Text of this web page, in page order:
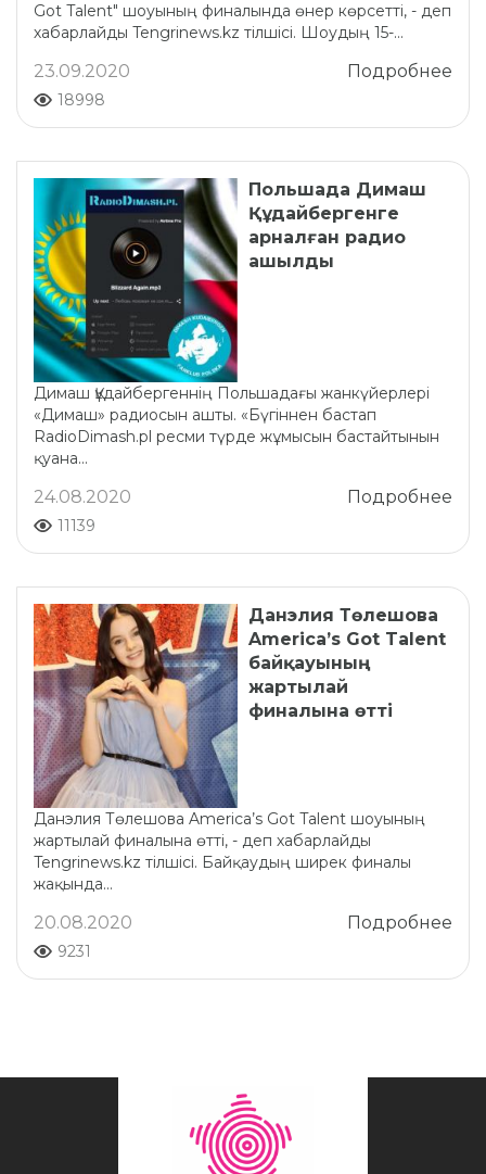
Got Talent" шоуының финалында өнер көрсетті, - деп
хабарлайды Tengrinews.kz тілшісі. Шоудың 15-...
Подробнее
23.09.2020
18998
Польшада Димаш
Құдайбергенге
арналған радио
ашылды
Димаш Құдайбергеннің Польшадағы жанкүйерлері
«Димаш» радиосын ашты. «Бүгіннен бастап
RadioDimash.pl ресми түрде жұмысын бастайтынын
қуана...
Подробнее
24.08.2020
11139
Данэлия Төлешова
America’s Got Talent
байқауының
жартылай
финалына өтті
Данэлия Төлешова America’s Got Talent шоуының
жартылай финалына өтті, - деп хабарлайды
Tengrinews.kz тілшісі. Байқаудың ширек финалы
жақында...
Подробнее
20.08.2020
9231